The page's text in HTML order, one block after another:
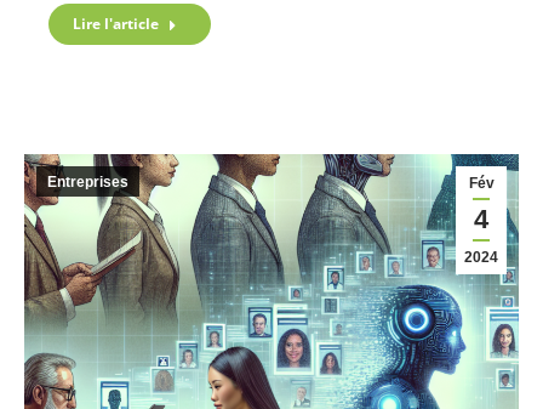
Lire l'article
Fév
4
2024
Entreprises